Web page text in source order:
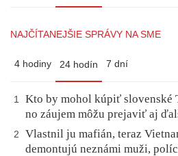
NAJČÍTANEJŠIE SPRÁVY NA SME
4 hodiny 24 hodín 7 dní
1
Kto by mohol kúpiť slovenské
no záujem môžu prejaviť aj
2
Vlastnil ju mafián, teraz
demontujú neznámi muži,